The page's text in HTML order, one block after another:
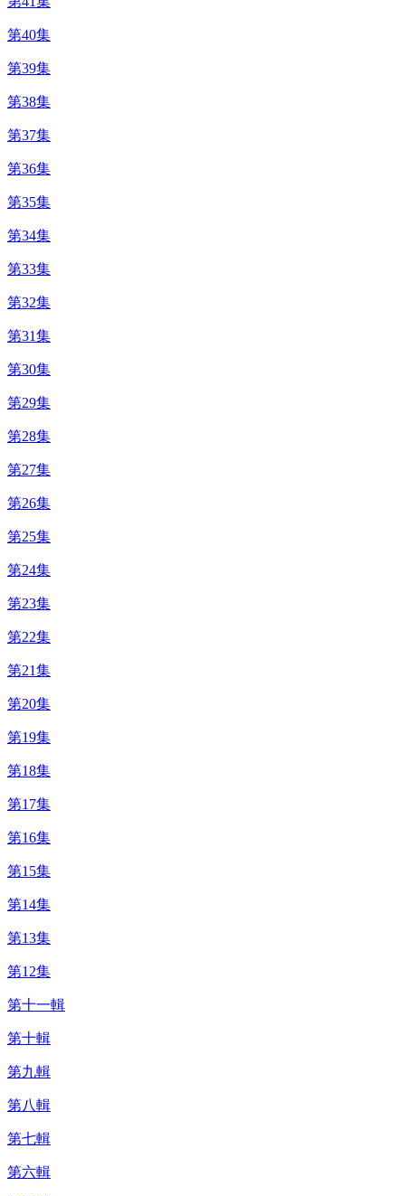
第40集
第39集
第38集
第37集
第36集
第35集
第34集
第33集
第32集
第31集
第30集
第29集
第28集
第27集
第26集
第25集
第24集
第23集
第22集
第21集
第20集
第19集
第18集
第17集
第16集
第15集
第14集
第13集
第12集
第十一輯
第十輯
第九輯
第八輯
第七輯
第六輯